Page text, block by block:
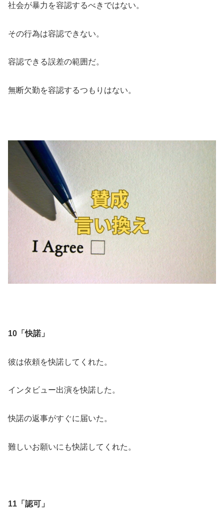
社会が暴力を容認するべきではない。
その行為は容認できない。
容認できる誤差の範囲だ。
無断欠勤を容認するつもりはない。
10「快諾」
彼は依頼を快諾してくれた。
インタビュー出演を快諾した。
快諾の返事がすぐに届いた。
難しいお願いにも快諾してくれた。
11「認可」